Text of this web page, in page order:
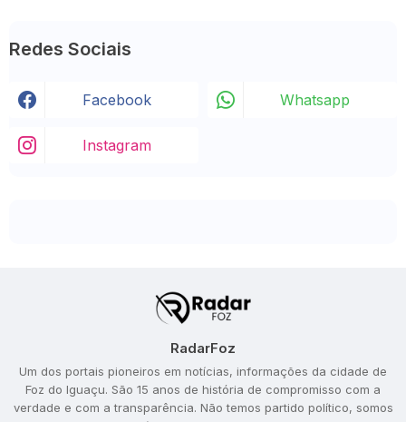
Redes Sociais
Facebook Whatsapp
Instagram
RadarFoz
Um dos portais pioneiros em notícias, informações da cidade de
Foz do Iguaçu. São 15 anos de história de compromisso com a
verdade e com a transparência. Não temos partido político, somos